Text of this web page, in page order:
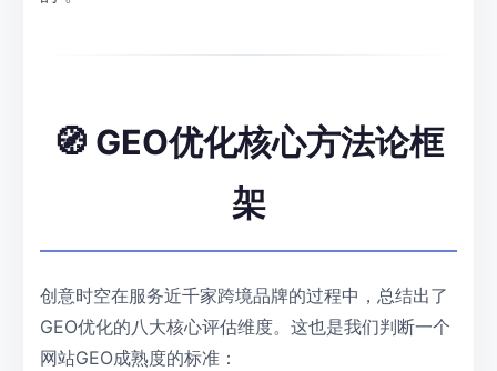
🧭 GEO优化核心方法论框
架
创意时空在服务近千家跨境品牌的过程中，总结出了
GEO优化的八大核心评估维度。这也是我们判断一个
网站GEO成熟度的标准：